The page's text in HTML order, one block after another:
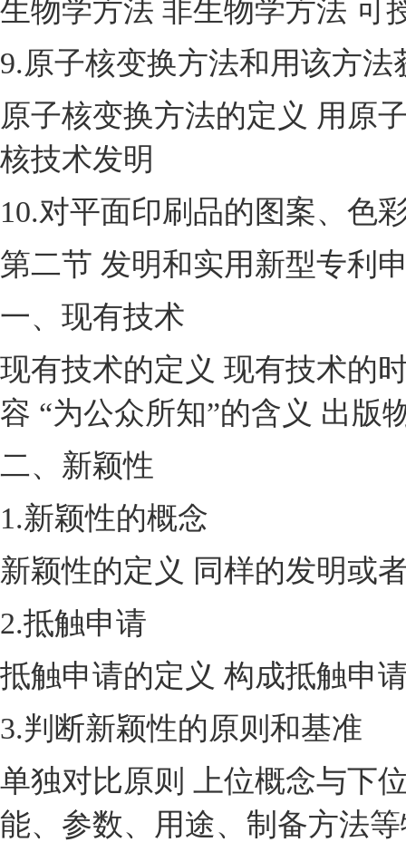
生物学方法 非生物学方法 可
9.原子核变换方法和用该方法
原子核变换方法的定义 用原
核技术发明
10.对平面印刷品的图案、色
第二节 发明和实用新型专利
一、现有技术
现有技术的定义 现有技术的
容 “为公众所知”的含义 出版
二、新颖性
1.新颖性的概念
新颖性的定义 同样的发明或
2.抵触申请
抵触申请的定义 构成抵触申
3.判断新颖性的原则和基准
单独对比原则 上位概念与下
能、参数、用途、制备方法